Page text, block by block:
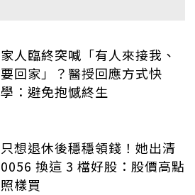
家人臨終突喊「有人來接我、
要回家」？醫授回應方式快
學：避免抱憾終生
只想退休後穩穩領錢！她出清
0056 換這 3 檔好股：股價高點
照樣買